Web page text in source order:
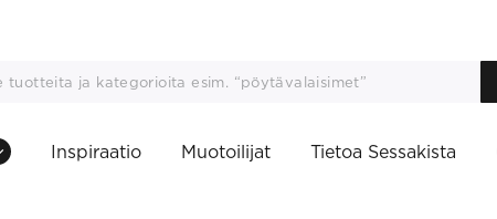
Inspiraatio Muotoilijat Tietoa Sessakista